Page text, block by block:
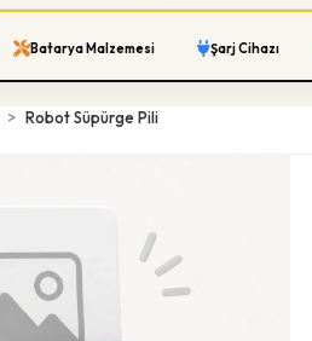
Batarya Malzemesi Şarj Cihazı
Robot Süpürge Pili